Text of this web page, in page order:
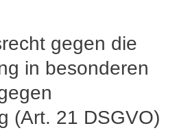
gegen die
in besonderen
(Art. 21 DSGVO)